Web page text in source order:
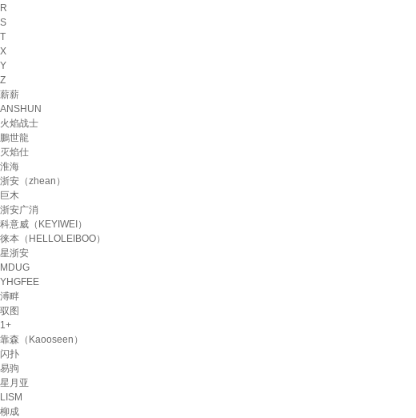
R
S
T
X
Y
Z
薪薪
ANSHUN
火焰战士
鵬世龍
灭焰仕
淮海
浙安（zhean）
巨木
浙安广消
科意威（KEYIWEI）
徕本（HELLOLEIBOO）
星浙安
MDUG
YHGFEE
溥畔
驭图
1+
靠森（Kaooseen）
闪扑
易驹
星月亚
LISM
柳成